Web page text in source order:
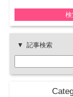
記事検索